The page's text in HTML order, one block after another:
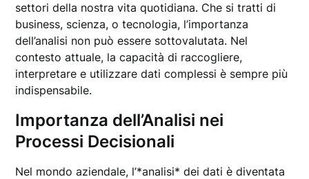
settori della nostra vita quotidiana. Che si tratti di
business, scienza, o tecnologia, l’importanza
dell’analisi non può essere sottovalutata. Nel
contesto attuale, la capacità di raccogliere,
interpretare e utilizzare dati complessi è sempre più
indispensabile.
Importanza dell’Analisi nei
Processi Decisionali
Nel mondo aziendale, l’*analisi* dei dati è diventata